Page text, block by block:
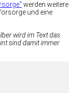
werden weitere
und eine
wird im Text das
sind damit immer